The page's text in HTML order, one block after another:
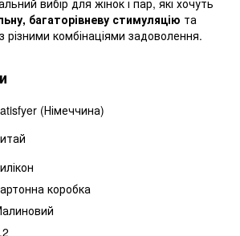
вибір для жінок і пар, які хочуть
багаторівневу стимуляцію та
різними комбінаціями задоволення.
(Німеччина)
коробка